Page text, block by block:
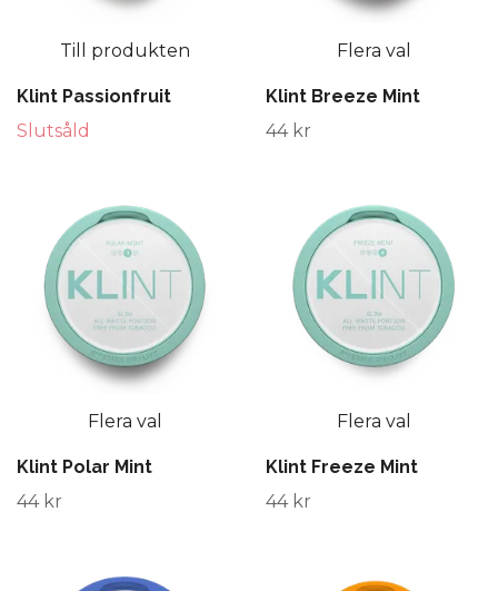
Till produkten
Klint Passionfruit
Slutsåld
Flera val
Klint Breeze Mint
44 kr
Flera val
Klint Polar Mint
44 kr
Flera val
Klint Freeze Mint
44 kr